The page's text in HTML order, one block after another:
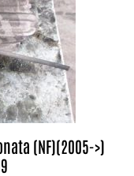
(NF)(2005->)